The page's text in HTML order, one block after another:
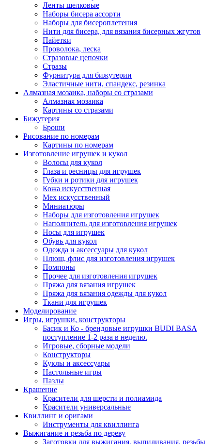
Ленты шелковые
Наборы бисера ассорти
Наборы для бисероплетения
Нити для бисера, для вязания бисерных жгутов
Пайетки
Проволока, леска
Стразовые цепочки
Стразы
Фурнитура для бижутерии
Эластичные нити, спандекс, резинка
Алмазная мозаика, наборы со стразами
Алмазная мозаика
Картины co стразами
Бижутерия
Броши
Рисование по номерам
Картины по номерам
Изготовление игрушек и кукол
Волосы для кукол
Глаза и ресницы для игрушек
Губки и ротики для игрушек
Кожа искусственная
Мех искусственный
Миниатюры
Наборы для изготовления игрушек
Наполнитель для изготовления игрушек
Носы для игрушек
Обувь для кукол
Одежда и аксессуары для кукол
Плюш, флис для изготовления игрушек
Помпоны
Прочее для изготовления игрушек
Пряжа для вязания игрушек
Пряжа для вязания одежды для кукол
Ткани для игрушек
Моделирование
Игры, игрушки, конструкторы
Басик и Ко - брендовые игрушки BUDI BASA
поступление 1-2 раза в неделю.
Игровые, сборные модели
Конструкторы
Куклы и аксессуары
Настольные игры
Пазлы
Крашение
Красители для шерсти и полиамида
Красители универсальные
Квиллинг и оригами
Инструменты для квиллинга
Выжигание и резьба по дереву
Заготовки для выжигания, выпиливания, резьбы